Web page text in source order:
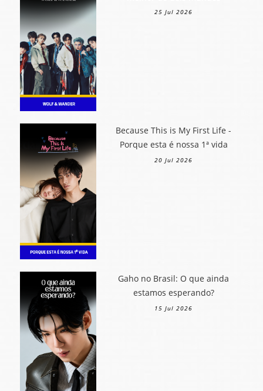
25 Jul 2026
Because This is My First Life -
Porque esta é nossa 1ª vida
20 Jul 2026
Gaho no Brasil: O que ainda
estamos esperando?
15 Jul 2026